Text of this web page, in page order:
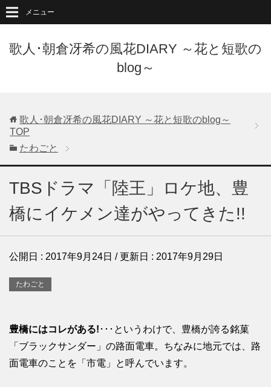
歌人･朝倉冴希の風花DIARY ～花と短歌の
blog～
メニュー
歌人･朝倉冴希の風花DIARY ～花と短歌のblog～
TOP
たわごと
TBSドラマ「陸王」ロケ地、豊
橋にイケメン達がやってきた!!
公開日 : 2017年9月24日 / 更新日 : 2017年9月29日
たわごと
豊橋にはコレがある! ･･･というわけで、豊橋が誇る銘菓
「ブラックサンダー」の路面電車。ちなみに地元では、路
面電車のことを「市電」と呼んでいます。